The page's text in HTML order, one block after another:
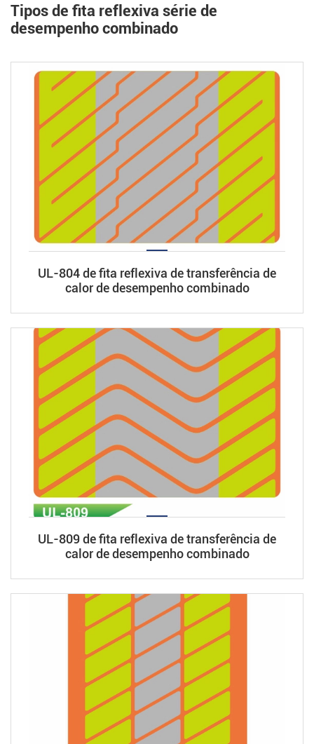
Tipos de fita reflexiva série de
desempenho combinado
UL-804 de fita reflexiva de transferência de
calor de desempenho combinado
UL-809 de fita reflexiva de transferência de
calor de desempenho combinado